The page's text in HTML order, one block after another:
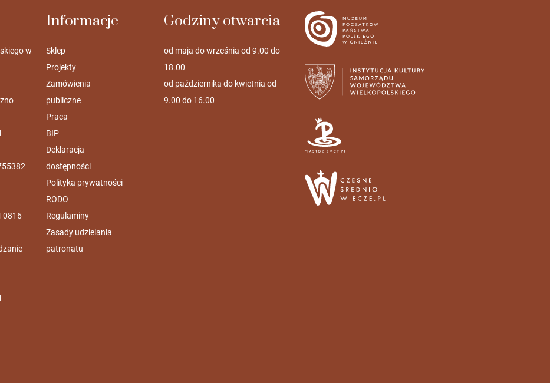
w
0816
Informacje
Sklep
Projekty
Zamówienia
publiczne
Praca
BIP
Deklaracja
dostępności
Polityka prywatności
RODO
Regulaminy
Zasady udzielania
patronatu
Godziny otwarcia
od maja do września od 9.00 do
18.00
od października do kwietnia od
9.00 do 16.00